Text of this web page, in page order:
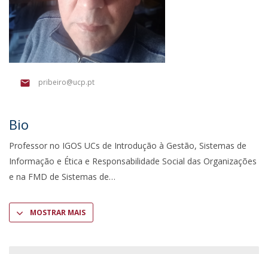
pribeiro@ucp.pt
Bio
Professor no IGOS UCs de Introdução à Gestão, Sistemas de
Informação e Ética e Responsabilidade Social das Organizações
e na FMD de Sistemas de
MOSTRAR MAIS